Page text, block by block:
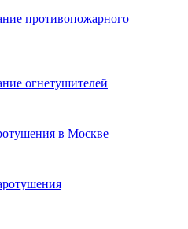
противопожарного
огнетушителей
в Москве